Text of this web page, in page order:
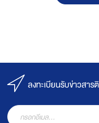
ลงทะเบียนรับข่าวสา